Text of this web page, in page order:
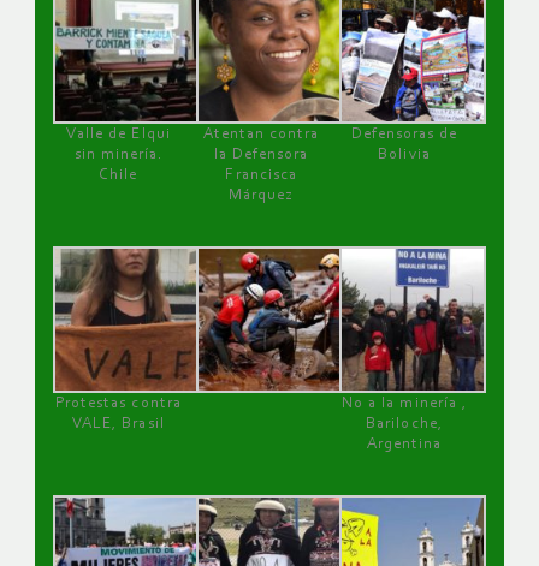
Valle de Elqui
sin minería.
Chile
Atentan contra
la Defensora
Francisca
Márquez
Defensoras de
Bolivia
Protestas contra
VALE, Brasil
No a la minería ,
Bariloche,
Argentina